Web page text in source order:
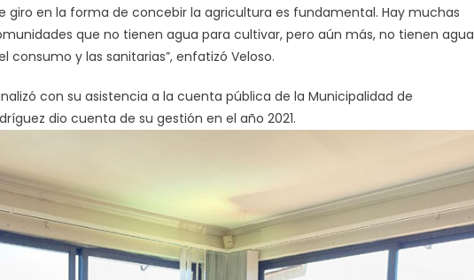
giro en la forma de concebir la agricultura es fundamental. Hay muchas
que no tienen agua para cultivar, pero aún más, no tienen agua
consumo y las sanitarias”, enfatizó Veloso.
con su asistencia a la cuenta pública de la Municipalidad de
dio cuenta de su gestión en el año 2021.